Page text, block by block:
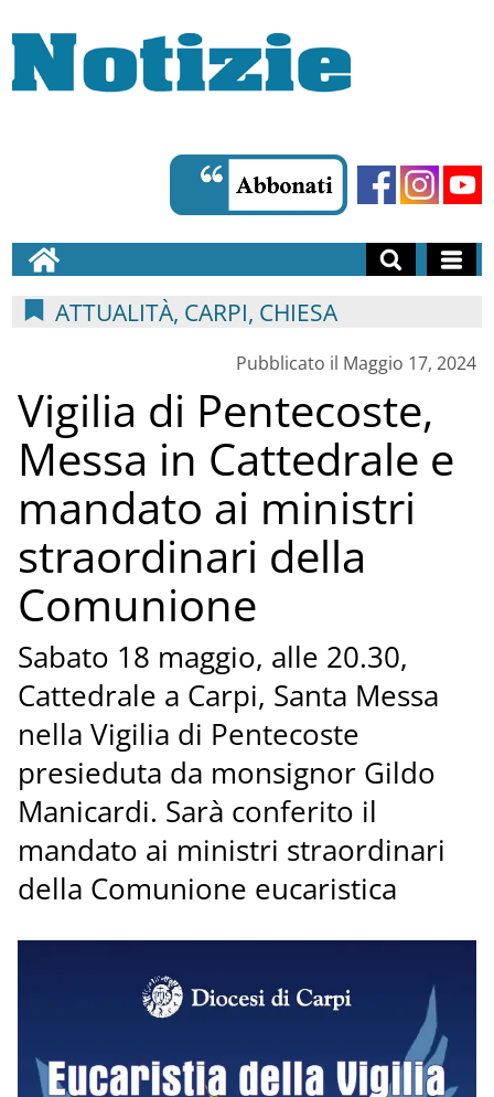
ATTUALITÀ, CARPI, CHIESA
Pubblicato il Maggio 17, 2024
Vigilia di Pentecoste,
Messa in Cattedrale e
mandato ai ministri
straordinari della
Comunione
Sabato 18 maggio, alle 20.30,
Cattedrale a Carpi, Santa Messa
nella Vigilia di Pentecoste
presieduta da monsignor Gildo
Manicardi. Sarà conferito il
mandato ai ministri straordinari
della Comunione eucaristica